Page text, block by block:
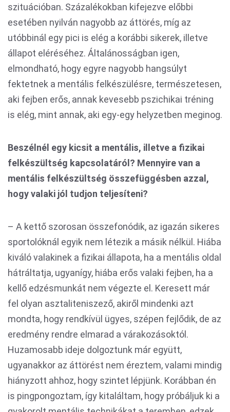
szituációban. Százalékokban kifejezve előbbi
esetében nyilván nagyobb az áttörés, míg az
utóbbinál egy pici is elég a korábbi sikerek, illetve
állapot eléréséhez. Általánosságban igen,
elmondható, hogy egyre nagyobb hangsúlyt
fektetnek a mentális felkészülésre, természetesen,
aki fejben erős, annak kevesebb pszichikai tréning
is elég, mint annak, aki egy-egy helyzetben meginog.
Beszélnél egy kicsit a mentális, illetve a fizikai
felkészültség kapcsolatáról? Mennyire van a
mentális felkészültség összefüggésben azzal,
hogy valaki jól tudjon teljesíteni?
– A kettő szorosan összefonódik, az igazán sikeres
sportolóknál egyik nem létezik a másik nélkül. Hiába
kiváló valakinek a fizikai állapota, ha a mentális oldal
hátráltatja, ugyanígy, hiába erős valaki fejben, ha a
kellő edzésmunkát nem végezte el. Keresett már
fel olyan asztaliteniszező, akiről mindenki azt
mondta, hogy rendkívül ügyes, szépen fejlődik, de az
eredmény rendre elmarad a várakozásoktól.
Huzamosabb ideje dolgoztunk már együtt,
ugyanakkor az áttörést nem éreztem, valami mindig
hiányzott ahhoz, hogy szintet lépjünk. Korábban én
is pingpongoztam, így kitaláltam, hogy próbáljuk ki a